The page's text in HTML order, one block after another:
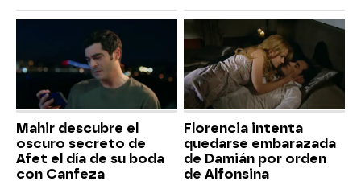
Mahir descubre el
oscuro secreto de
Afet el día de su boda
con Canfeza
Florencia intenta
quedarse embarazada
de Damián por orden
de Alfonsina